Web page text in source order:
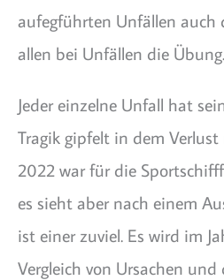
aufegführten Unfällen auch
allen bei Unfällen die Übung.
Jeder einzelne Unfall hat
Tragik gipfelt in dem Verlust
2022 war für die
es sieht aber nach einem
ist einer zuviel. Es wird im
Vergleich von Ursachen